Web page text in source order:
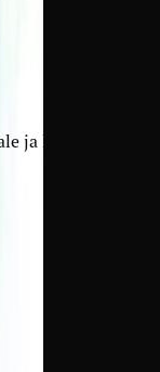
ja Matti